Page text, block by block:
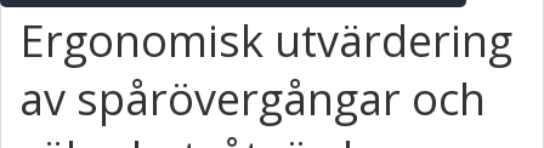
Ergonomisk utvärdering
av spårövergångar och